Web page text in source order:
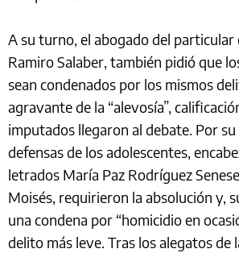
A su turno, el abogado del particular
Ramiro Salaber, también pidió que
sean condenados por los mismos
agravante de la “alevosía”,
imputados llegaron al debate. Por
defensas de los adolescentes,
letrados María Paz Rodríguez
Moisés, requirieron la absolución y,
una condena por “homicidio en
delito más leve. Tras los alegatos de